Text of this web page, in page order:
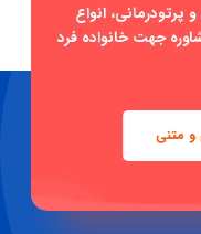
انواع
جهت خانواده فرد
و متنی